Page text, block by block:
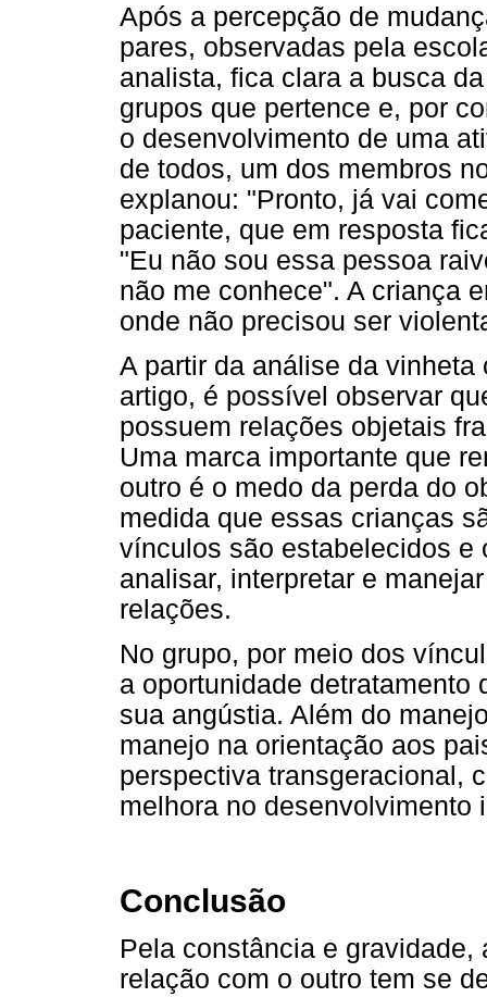
Após a percepção de
pares, observadas pela
analista, fica clara a busca
grupos que pertence e, por
o desenvolvimento de uma
de todos, um dos membros
explanou: "Pronto, já vai
paciente, que em resposta
"Eu não sou essa pessoa
não me conhece". A criança
onde não precisou ser
A partir da análise da
artigo, é possível observar
possuem relações objetais
Uma marca importante que
outro é o medo da perda do
medida que essas crianças
vínculos são estabelecidos e
analisar, interpretar e
relações.
No grupo, por meio dos
a oportunidade detratamento
sua angústia. Além do
manejo na orientação aos
perspectiva transgeracional,
melhora no desenvolvimento
Conclusão
Pela constância e
relação com o outro tem se